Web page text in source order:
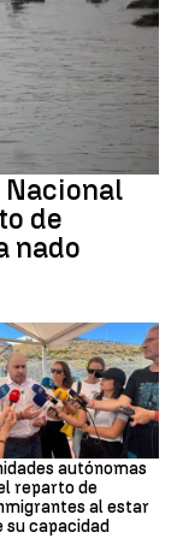
de
nado
autónomas
reparto de
al estar
su capacidad